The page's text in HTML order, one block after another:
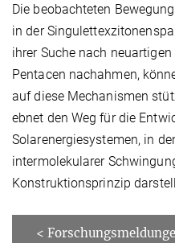
Die beobachteten
in der
ihrer Suche nach
Pentacen nachahmen,
auf diese Mechanismen
ebnet den Weg für die
Solarenergiesystemen, in
intermolekularer
Konstruktionsprinzip
<